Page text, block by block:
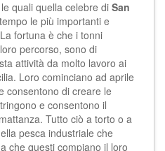
quali quella celebre di San
le più importanti e
fortuna è che i tonni
percorso, sono di
attività da molto lavoro ai
Loro cominciano ad aprile
consentono di creare le
e consentono il
Tutto ciò a torto o a
pesca industriale che
che questi compiano il loro